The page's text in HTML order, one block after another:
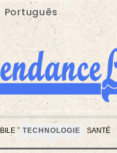
Português
TECHNOLOGIE SANTÉ